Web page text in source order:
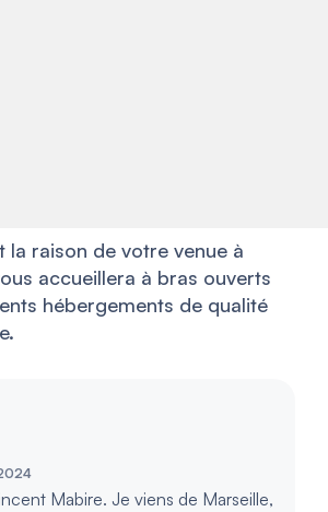
la raison de votre venue à
accueillera à bras ouverts
hébergements de qualité
Mabire. Je viens de Marseille,